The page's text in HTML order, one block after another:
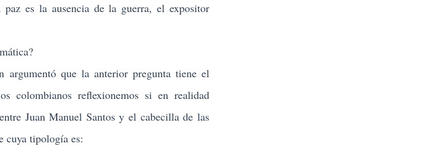
es la ausencia de la guerra, el expositor
que la anterior pregunta tiene el
colombianos reflexionemos si en realidad
Juan Manuel Santos y el cabecilla de las
cuya tipología es: